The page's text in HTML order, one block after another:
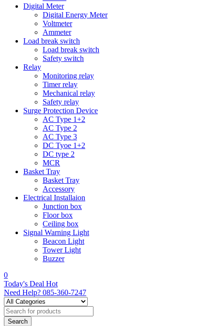
Digital Meter
Digital Energy Meter
Voltmeter
Ammeter
Load break switch
Load break switch
Safety switch
Relay
Monitoring relay
Timer relay
Mechanical relay
Safety relay
Surge Protection Device
AC Type 1+2
AC Type 2
AC Type 3
DC Tyoe 1+2
DC type 2
MCR
Basket Tray
Basket Tray
Accessory
Electrical Installaion
Junction box
Floor box
Ceiling box
Signal Warning Light
Beacon Light
Tower Light
Buzzer
0
Today's Deal Hot
Need Help? 085-360-7247